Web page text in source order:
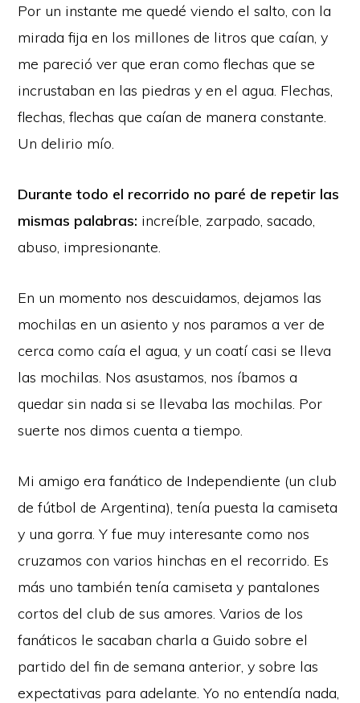
Por un instante me quedé viendo el salto, con la
mirada fija en los millones de litros que caían, y
me pareció ver que eran como flechas que se
incrustaban en las piedras y en el agua. Flechas,
flechas, flechas que caían de manera constante.
Un delirio mío.
Durante todo el recorrido no paré de repetir las
mismas palabras: increíble, zarpado, sacado,
abuso, impresionante.
En un momento nos descuidamos, dejamos las
mochilas en un asiento y nos paramos a ver de
cerca como caía el agua, y un coatí casi se lleva
las mochilas. Nos asustamos, nos íbamos a
quedar sin nada si se llevaba las mochilas. Por
suerte nos dimos cuenta a tiempo.
Mi amigo era fanático de Independiente (un club
de fútbol de Argentina), tenía puesta la camiseta
y una gorra. Y fue muy interesante como nos
cruzamos con varios hinchas en el recorrido. Es
más uno también tenía camiseta y pantalones
cortos del club de sus amores. Varios de los
fanáticos le sacaban charla a Guido sobre el
partido del fin de semana anterior, y sobre las
expectativas para adelante. Yo no entendía nada,